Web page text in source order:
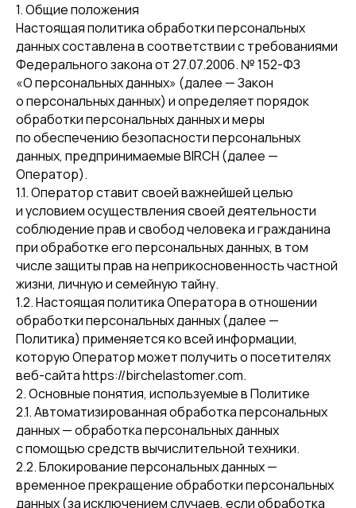
1. Общие положения
Настоящая политика обработки персональных
данных составлена в соответствии с требованиями
Федерального закона от 27.07.2006. № 152-ФЗ
«О персональных данных» (далее — Закон
о персональных данных) и определяет порядок
обработки персональных данных и меры
по обеспечению безопасности персональных
данных, предпринимаемые BIRCH (далее —
Оператор).
1.1. Оператор ставит своей важнейшей целью
и условием осуществления своей деятельности
соблюдение прав и свобод человека и гражданина
при обработке его персональных данных, в том
числе защиты прав на неприкосновенность частной
жизни, личную и семейную тайну.
1.2. Настоящая политика Оператора в отношении
обработки персональных данных (далее —
Политика) применяется ко всей информации,
которую Оператор может получить о посетителях
веб-сайта https://birchelastomer.com.
2. Основные понятия, используемые в Политике
2.1. Автоматизированная обработка персональных
данных — обработка персональных данных
с помощью средств вычислительной техники.
2.2. Блокирование персональных данных —
временное прекращение обработки персональных
данных (за исключением случаев, если обработка